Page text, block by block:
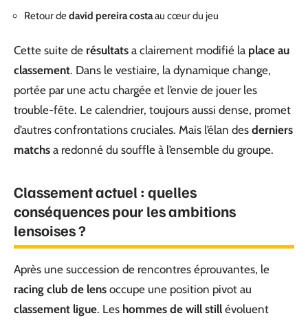
Retour dedavid pereira costaau cœur du jeu
Cette suite de résultats a clairement modifié la place au
classement. Dans le vestiaire, la dynamique change,
portée par une actu chargée et l’envie de jouer les
trouble-fête. Le calendrier, toujours aussi dense, promet
d’autres confrontations cruciales. Mais l’élan des derniers
matchs a redonné du souffle à l’ensemble du groupe.
Classement actuel : quelles
conséquences pour les ambitions
lensoises ?
Après une succession de rencontres éprouvantes, le
racing club de lens occupe une position pivot au
classement ligue. Les hommes de will still évoluent